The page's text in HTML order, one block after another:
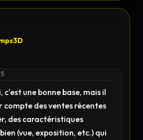
c'est une bonne base, mais il
des ventes récentes
des caractéristiques
(vue, exposition, etc.) qui